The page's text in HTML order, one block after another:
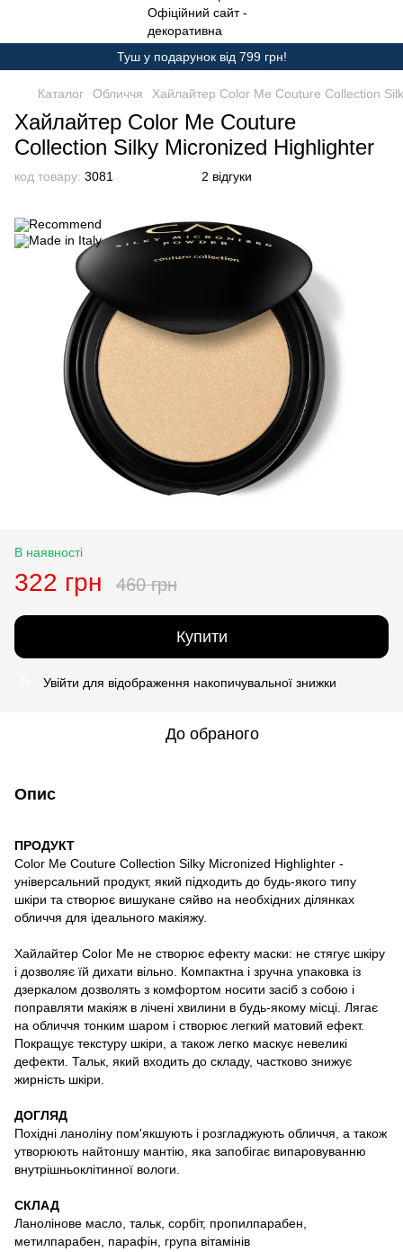
Туш у подарунок від 799 грн!
Каталог Обличчя Хайлайтер Color Me Couture Collection
Хайлайтер Color Me Couture
Collection Silky Micronized Highlighter
код товару: 3081 2 відгуки
В наявності
322 грн 460 грн
Купити
Увійти для відображення накопичувальної знижки
До обраного
Опис
ПРОДУКТ
Color Me Сouture Collection Silky Micronized Highlighter -
універсальний продукт, який підходить до будь-якого типу
шкіри та створює вишукане сяйво на необхідних ділянках
обличчя для ідеального макіяжу.
Хайлайтер Color Me не створює ефекту маски: не стягує шкіру
і дозволяє їй дихати вільно. Компактна і зручна упаковка із
дзеркалом дозволять з комфортом носити засіб з собою і
поправляти макіяж в лічені хвилини в будь-якому місці. Лягає
на обличчя тонким шаром і створює легкий матовий ефект.
Покращує текстуру шкіри, а також легко маскує невеликі
дефекти. Тальк, який входить до складу, частково знижує
жирність шкіри.
ДОГЛЯД
Похідні ланоліну пом'якшують і розгладжують обличчя, а також
утворюють найтоншу мантію, яка запобігає випаровуванню
внутрішньоклітинної вологи.
СКЛАД
Ланолінове масло, тальк, сорбіт, пропилпарабен,
метилпарабен, парафін, група вітамінів